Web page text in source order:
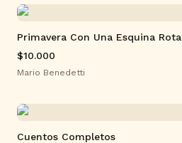
Primavera Con Una Esquina Rota
$10.000
Mario Benedetti
Cuentos Completos